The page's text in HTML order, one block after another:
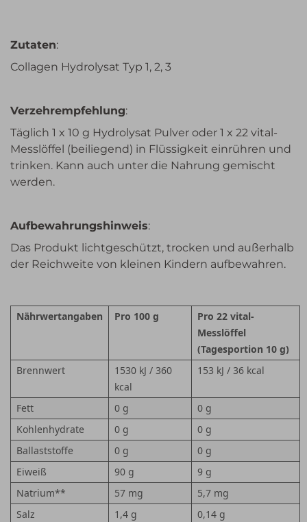
Zutaten:
Collagen Hydrolysat Typ 1, 2, 3
Verzehrempfehlung:
Täglich 1 x 10 g Hydrolysat Pulver oder 1 x 22 vital-
Messlöffel (beiliegend) in Flüssigkeit einrühren und
trinken. Kann auch unter die Nahrung gemischt
werden.
Aufbewahrungshinweis:
Das Produkt lichtgeschützt, trocken und außerhalb
der Reichweite von kleinen Kindern aufbewahren.
Nährwertangaben Pro 100 g
Pro 22 vital-
Messlöffel
(Tagesportion 10 g)
Brennwert
1530 kJ / 360
kcal
153 kJ / 36 kcal
Fett 0 g
0 g
Kohlenhydrate
0 g
0 g
Ballaststoffe
0 g
0 g
Eiweiß
90 g
9 g
Natrium**
57 mg
5,7 mg
Salz
1,4 g
0,14 g